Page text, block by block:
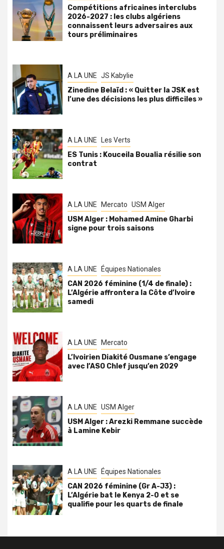
Compétitions africaines interclubs
2026-2027 : les clubs algériens
connaissent leurs adversaires aux
tours préliminaires
A LA UNE JS Kabylie
Zinedine Belaïd : « Quitter la JSK est
l’une des décisions les plus difficiles »
A LA UNE Les Verts
ES Tunis : Kouceila Boualia résilie son
contrat
A LA UNE Mercato USM Alger
USM Alger : Mohamed Amine Gharbi
signe pour trois saisons
A LA UNE Équipes Nationales
CAN 2026 féminine (1/4 de finale) :
L’Algérie affrontera la Côte d’Ivoire
samedi
A LA UNE Mercato
L’Ivoirien Diakité Ousmane s’engage
avec l’ASO Chlef jusqu’en 2029
A LA UNE USM Alger
USM Alger : Arezki Remmane succède
à Lamine Kebir
A LA UNE Équipes Nationales
CAN 2026 féminine (Gr A-J3) :
L’Algérie bat le Kenya 2-0 et se
qualifie pour les quarts de finale